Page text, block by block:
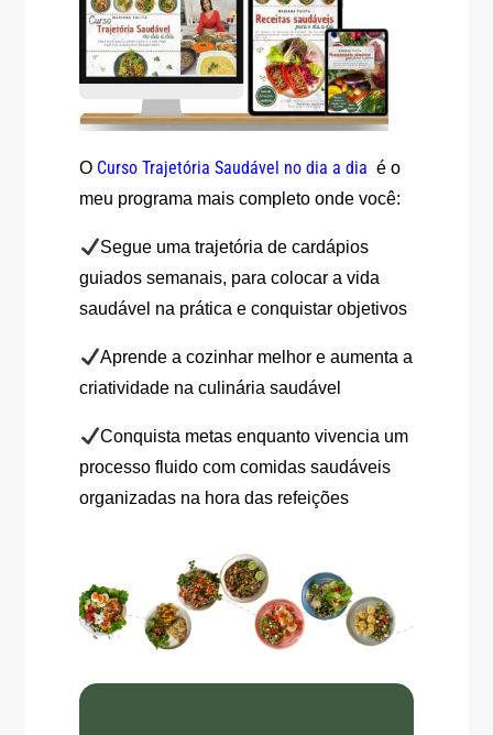
O Curso Trajetória Saudável no dia a dia é o
meu programa mais completo onde você:
Segue uma trajetória de cardápios
guiados semanais, para colocar a vida
saudável na prática e conquistar objetivos
Aprende a cozinhar melhor e aumenta a
criatividade na culinária saudável
Conquista metas enquanto vivencia um
processo fluido com comidas saudáveis
organizadas na hora das refeições